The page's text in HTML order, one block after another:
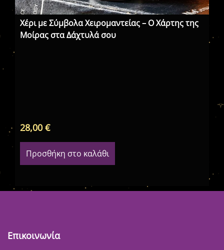
Χέρι με Σύμβολα Χειρομαντείας – Ο Χάρτης της
Μοίρας στα Δάχτυλά σου
28,00€
Προσθήκη στο καλάθι
Επικοινωνία